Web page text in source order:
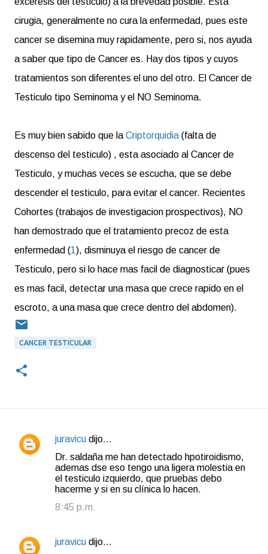
cirugia, generalmente no cura la enfermedad, pues este
cancer se disemina muy rapidamente, pero si, nos ayuda
a saber que tipo de Cancer es. Hay dos tipos y cuyos
tratamientos son diferentes el uno del otro. El Cancer de
Testiculo tipo Seminoma y el NO Seminoma.
Es muy bien sabido que la Criptorquidia (falta de
descenso del testiculo) , esta asociado al Cancer de
Testiculo, y muchas veces se escucha, que se debe
descender el testiculo, para evitar el cancer. Recientes
Cohortes (trabajos de investigacion prospectivos), NO
han demostrado que el tratamiento precoz de esta
enfermedad (1 ), disminuya el riesgo de cancer de
Testiculo, pero si lo hace mas facil de diagnosticar (pues
es mas facil, detectar una masa que crece rapido en el
escroto, a una masa que crece dentro del abdomen).
CANCER TESTICULAR
C
a
juravicu dijo…
Dr. saldaña me han detectado hpotiroidismo,
ademas dse eso tengo una ligera molestia en
el testiculo izquierdo, que pruebas debo
hacerme y si en su clínica lo hacen.
8:45 p.m.
juravicu dijo…